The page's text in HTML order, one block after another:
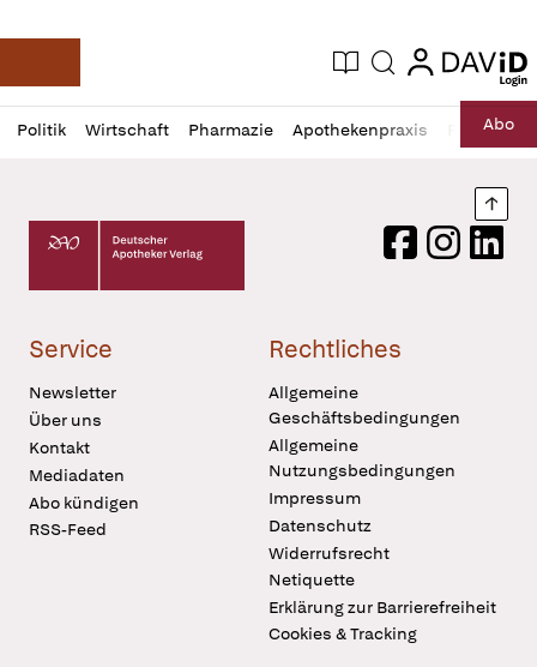
Deutsche Apotheker Zeitung
Aktuelle Ausgabe
Suche login
login
Politik Wirtschaft Pharmazie Apothekenpraxis RechtAbo
Profil
öffnen
Daz
Pur
Deutscher Apotheker Verlag Logo
FacebookInstagram
Service
Newsletter
Über uns
Kontakt
Mediadaten
Abo kündigen
RSS-Feed
Rechtliches
Allgemeine
Geschäftsbedingungen
Allgemeine
Nutzungsbedingungen
Impressum
Datenschutz
Widerrufsrecht
Netiquette
Erklärung zur Barrierefreiheit
Cookies & Tracking